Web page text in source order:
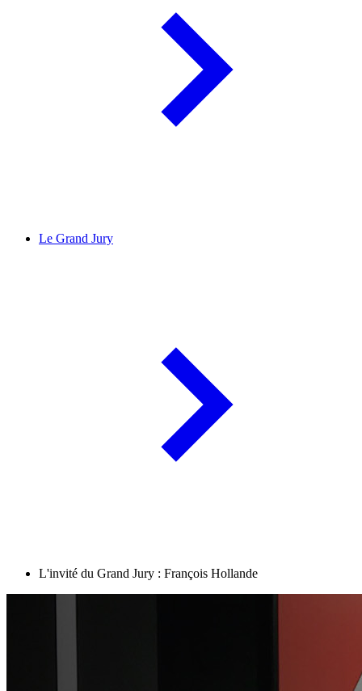
Le Grand Jury
L'invité du Grand Jury : François Hollande